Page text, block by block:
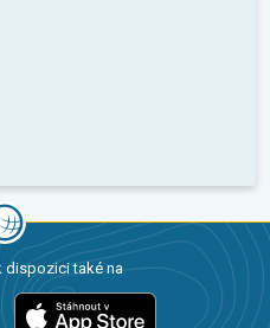
dispozici také na